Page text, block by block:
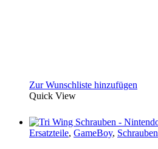
Zur Wunschliste hinzufügen
Quick View
Ersatzteile, GameBoy, Schrauben